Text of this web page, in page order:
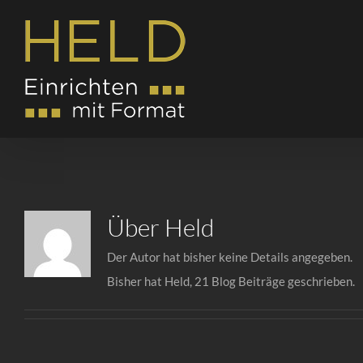
Inhalt
springen
Über Held
Der Autor hat bisher keine Details angegeben.
Bisher hat Held, 21 Blog Beiträge geschrieben.